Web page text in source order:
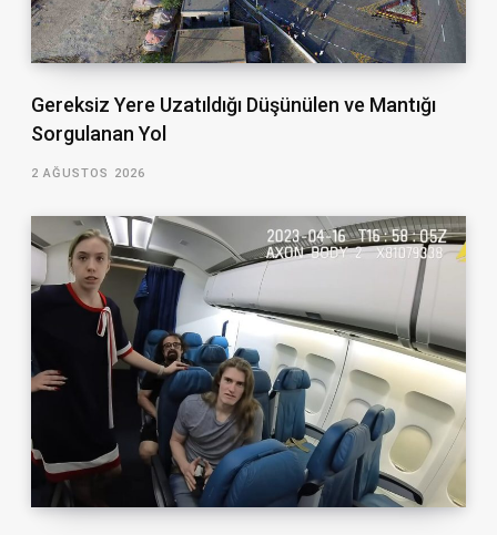
Gereksiz Yere Uzatıldığı Düşünülen ve Mantığı
Sorgulanan Yol
2 AĞUSTOS 2026